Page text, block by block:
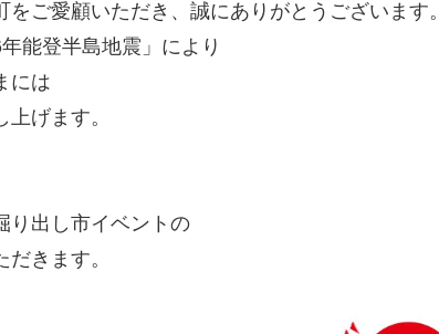
ご愛顧いただき、誠にありがとうございます。
能登半島地震」により
には
げます。
り出し市イベントの
きます。